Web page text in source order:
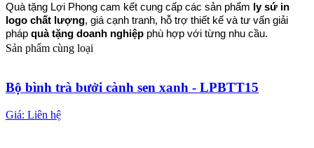
Quà tặng Lợi Phong cam kết cung cấp các sản phẩm ly sứ in
logo chất lượng, giá cạnh tranh, hỗ trợ thiết kế và tư vấn giải
pháp quà tặng doanh nghiệp phù hợp với từng nhu cầu.
Sản phẩm cùng loại
Bộ bình trà bưởi cành sen xanh - LPBTT15
Giá: Liên hệ